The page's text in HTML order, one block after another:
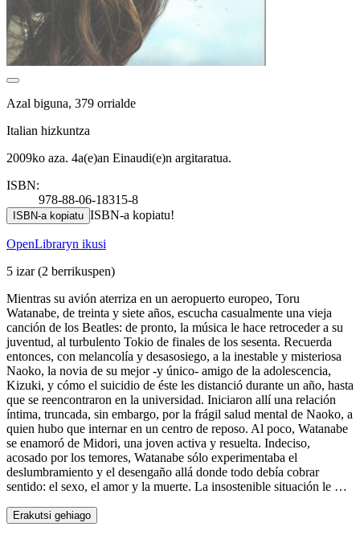
Azal biguna, 379 orrialde
Italian hizkuntza
2009ko aza. 4a(e)an Einaudi(e)n argitaratua.
ISBN:
978-88-06-18315-8
ISBN-a kopiatu ISBN-a kopiatu!
OpenLibraryn ikusi
5 izar(2 berrikuspen)
Mientras su avión aterriza en un aeropuerto europeo, Toru
Watanabe, de treinta y siete años, escucha casualmente una vieja
canción de los Beatles: de pronto, la música le hace retroceder a su
juventud, al turbulento Tokio de finales de los sesenta. Recuerda
entonces, con melancolía y desasosiego, a la inestable y misteriosa
Naoko, la novia de su mejor -y único- amigo de la adolescencia,
Kizuki, y cómo el suicidio de éste les distanció durante un año, hasta
que se reencontraron en la universidad. Iniciaron allí una relación
íntima, truncada, sin embargo, por la frágil salud mental de Naoko, a
quien hubo que internar en un centro de reposo. Al poco, Watanabe
se enamoró de Midori, una joven activa y resuelta. Indeciso,
acosado por los temores, Watanabe sólo experimentaba el
deslumbramiento y el desengaño allá donde todo debía cobrar
sentido: el sexo, el amor y la muerte. La insostenible situación le …
Erakutsi gehiago